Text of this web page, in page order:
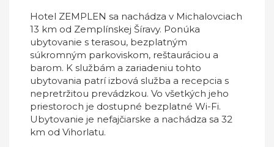
Hotel ZEMPLEN sa nachádza v Michalovciach
13 km od Zemplínskej Šíravy. Ponúka
ubytovanie s terasou, bezplatným
súkromným parkoviskom, reštauráciou a
barom. K službám a zariadeniu tohto
ubytovania patrí izbová služba a recepcia s
nepretržitou prevádzkou. Vo všetkých jeho
priestoroch je dostupné bezplatné Wi-Fi.
Ubytovanie je nefajčiarske a nachádza sa 32
km od Vihorlatu.